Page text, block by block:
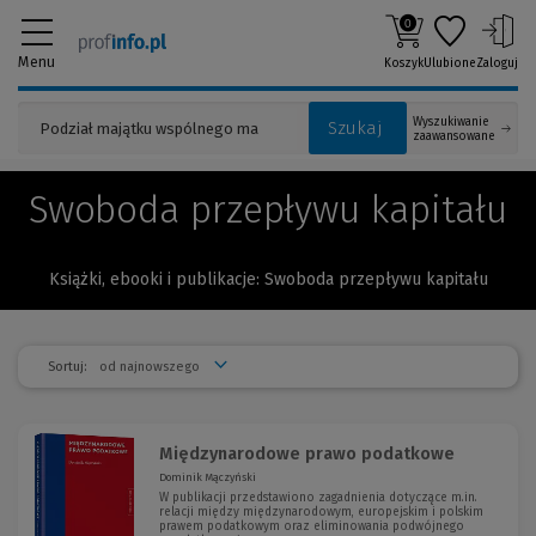
Menu
Szukaj
Wyszukiwanie
zaawansowane
0
KoszykUlubioneZaloguj
Swoboda przepływu kapitału
Książki, ebooki i publikacje: Swoboda przepływu kapitału
Sortuj:
Międzynarodowe prawo podatkowe
Dominik Mączyński
W publikacji przedstawiono zagadnienia dotyczące m.in.
relacji między międzynarodowym, europejskim i polskim
prawem podatkowym oraz eliminowania podwójnego